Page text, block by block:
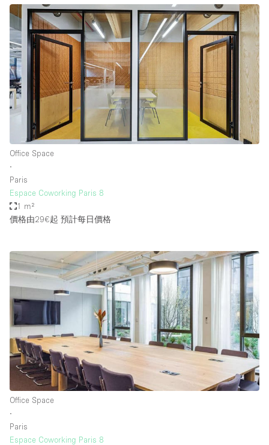
Office Space
∙
Paris
Espace Coworking Paris 8
1 m²
價格由29€起 預計每日價格
Office Space
∙
Paris
Espace Coworking Paris 8